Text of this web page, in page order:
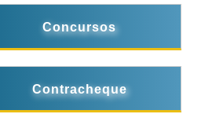
Concursos
Contracheque